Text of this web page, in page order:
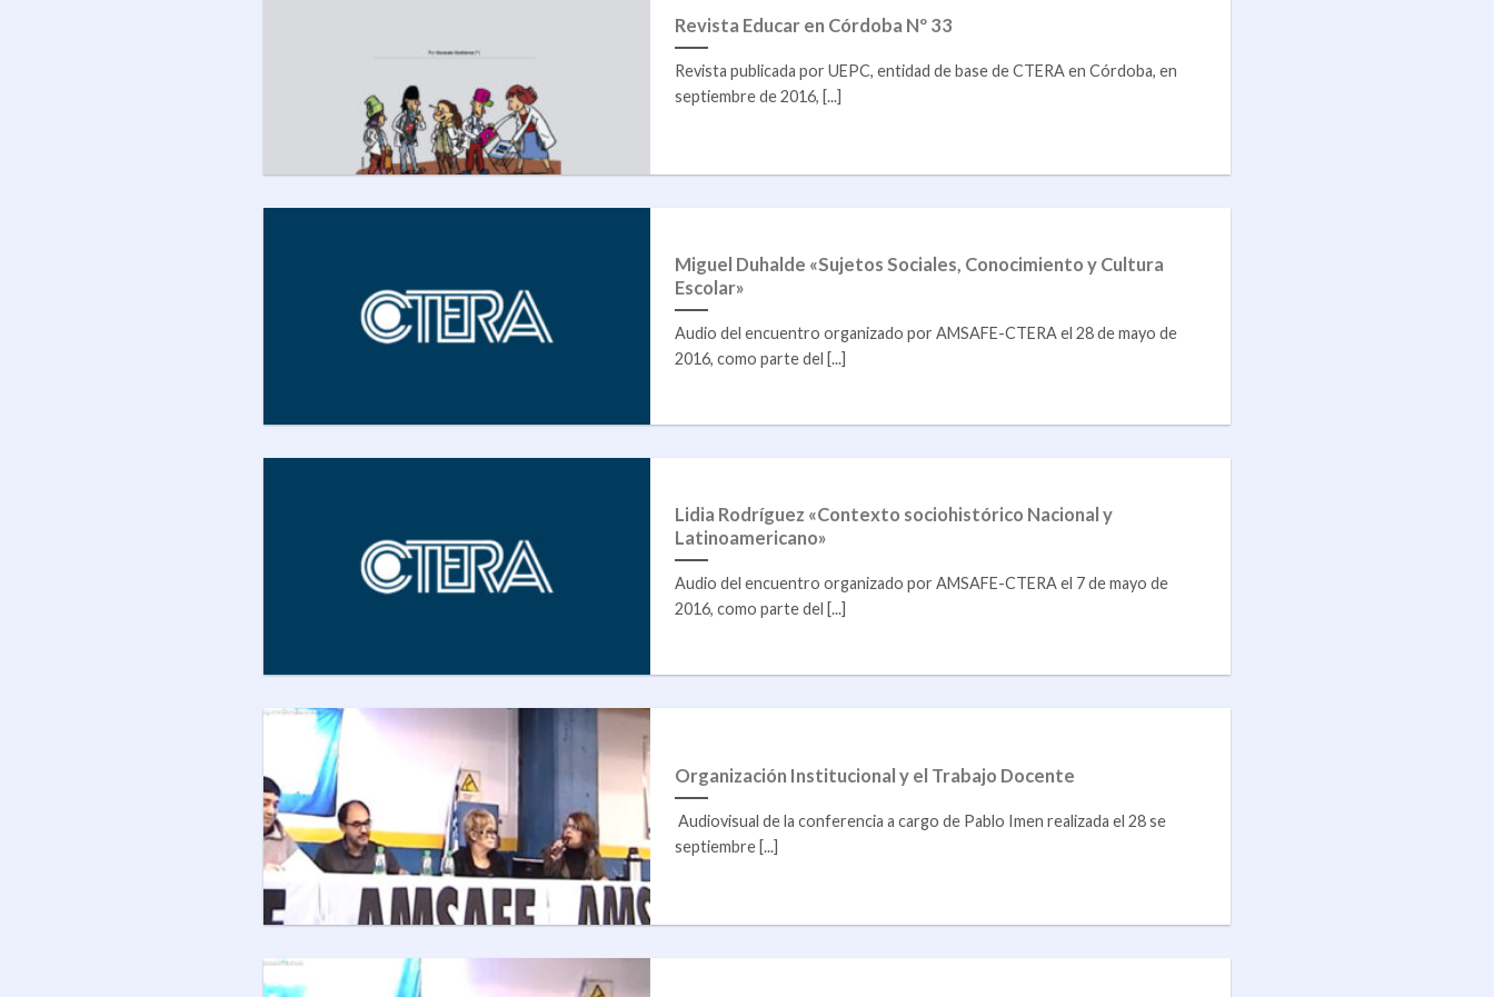
Revista Educar en Córdoba Nº 33
Revista publicada por UEPC, entidad de base de CTERA en Córdoba, en
septiembre de 2016, [...]
Miguel Duhalde «Sujetos Sociales, Conocimiento y Cultura
Escolar»
Audio del encuentro organizado por AMSAFE-CTERA el 28 de mayo de
2016, como parte del [...]
Lidia Rodríguez «Contexto sociohistórico Nacional y
Latinoamericano»
Audio del encuentro organizado por AMSAFE-CTERA el 7 de mayo de
2016, como parte del [...]
Organización Institucional y el Trabajo Docente
Audiovisual de la conferencia a cargo de Pablo Imen realizada el 28 se
septiembre [...]